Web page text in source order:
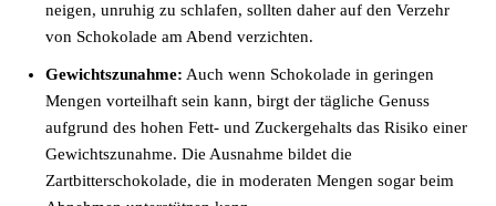
neigen, unruhig zu schlafen, sollten daher auf den Verzehr
von Schokolade am Abend verzichten.
Gewichtszunahme: Auch wenn Schokolade in geringen
Mengen vorteilhaft sein kann, birgt der tägliche Genuss
aufgrund des hohen Fett- und Zuckergehalts das Risiko einer
Gewichtszunahme. Die Ausnahme bildet die
Zartbitterschokolade, die in moderaten Mengen sogar beim